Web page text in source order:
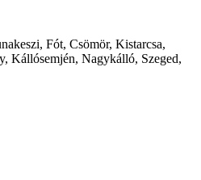
Fót, Csömör, Kistarcsa,
Kállósemjén, Nagykálló, Szeged,